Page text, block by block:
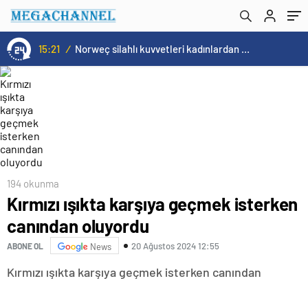
15:21 / Norweç silahlı kuvvetleri kadınlardan oluşan özel kuvvetler eğitimlerini başlattı.
194 okunma
Kırmızı ışıkta karşıya geçmek isterken
canından oluyordu
ABONE OL News 20 Ağustos 2024 12:55
Kırmızı ışıkta karşıya geçmek isterken canından